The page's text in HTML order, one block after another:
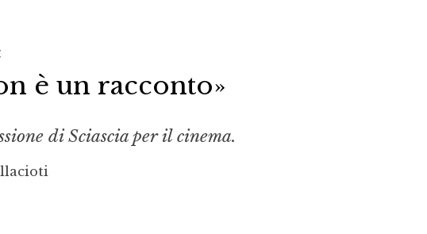
è un racconto»
di Sciascia per il cinema.